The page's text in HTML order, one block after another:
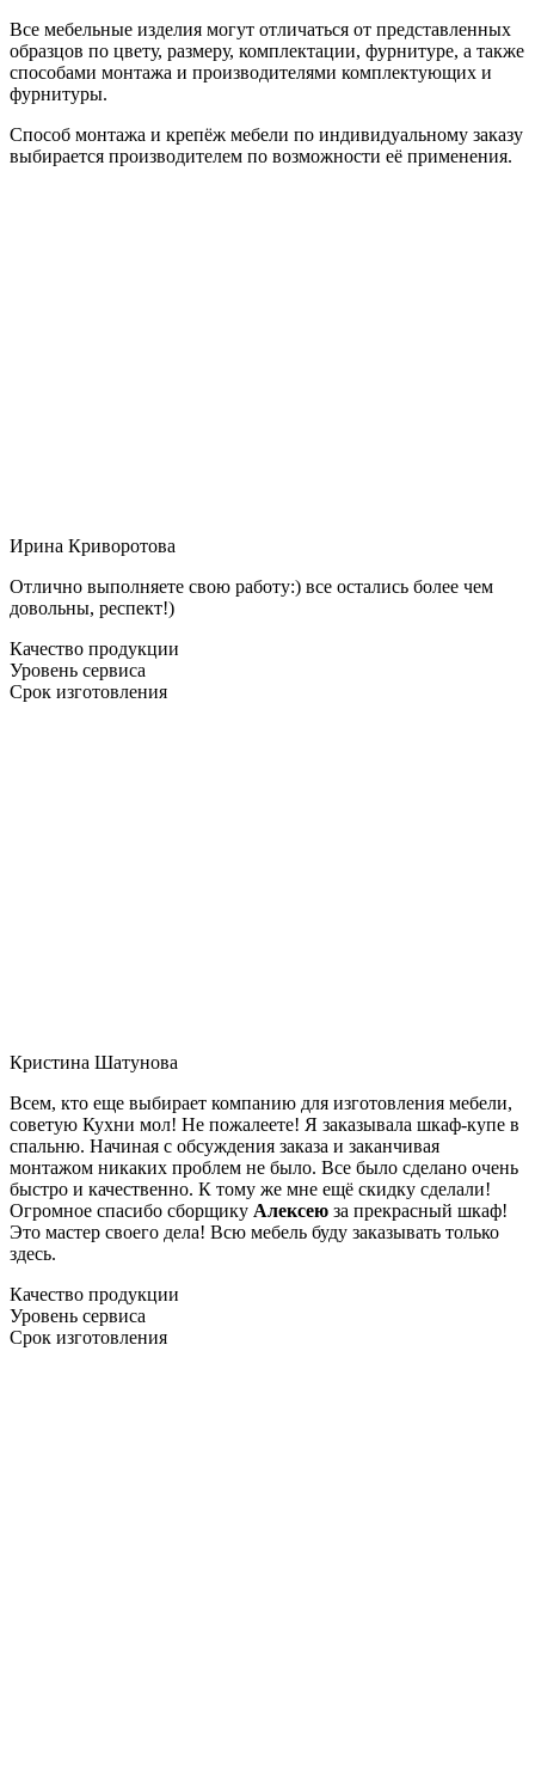
Все мебельные изделия могут отличаться от представленных
образцов по цвету, размеру, комплектации, фурнитуре, а также
способами монтажа и производителями комплектующих и
фурнитуры.
Способ монтажа и крепёж мебели по индивидуальному заказу
выбирается производителем по возможности её применения.
Ирина Криворотова
Отлично выполняете свою работу:) все остались более чем
довольны, респект!)
Качество продукции
Уровень сервиса
Срок изготовления
Кристина Шатунова
Всем, кто еще выбирает компанию для изготовления мебели,
советую Кухни мол! Не пожалеете! Я заказывала шкаф-купе в
спальню. Начиная с обсуждения заказа и заканчивая
монтажом никаких проблем не было. Все было сделано очень
быстро и качественно. К тому же мне ещё скидку сделали!
Огромное спасибо сборщику Алексею за прекрасный шкаф!
Это мастер своего дела! Всю мебель буду заказывать только
здесь.
Качество продукции
Уровень сервиса
Срок изготовления